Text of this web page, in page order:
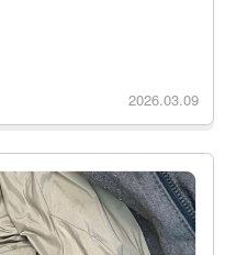
2026.03.09